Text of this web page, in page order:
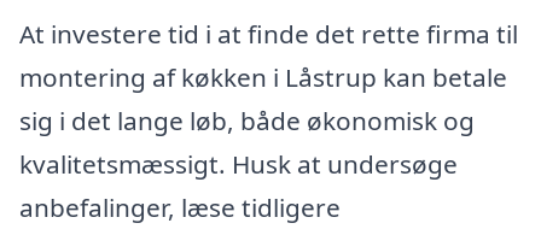
At investere tid i at finde det rette firma til
montering af køkken i Låstrup kan betale
sig i det lange løb, både økonomisk og
kvalitetsmæssigt. Husk at undersøge
anbefalinger, læse tidligere